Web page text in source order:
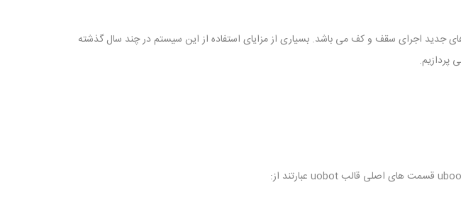
اجرای سقف و کف می باشد. بسیاری از مزایای استفاده از این سیستم در چند سال گذشته
پردازیم.